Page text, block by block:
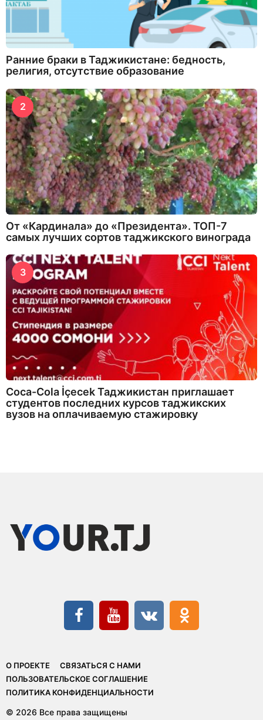
Ранние браки в Таджикистане: бедность,
религия, отсутствие образование
2
От «Кардинала» до «Президента». ТОП-7
самых лучших сортов таджикского винограда
3
Coca-Cola İçecek Таджикистан приглашает
студентов последних курсов таджикских
вузов на оплачиваемую стажировку
О ПРОЕКТЕ
СВЯЗАТЬСЯ С НАМИ
ПОЛЬЗОВАТЕЛЬСКОЕ СОГЛАШЕНИЕ
ПОЛИТИКА КОНФИДЕНЦИАЛЬНОСТИ
© 2026 Все права защищены